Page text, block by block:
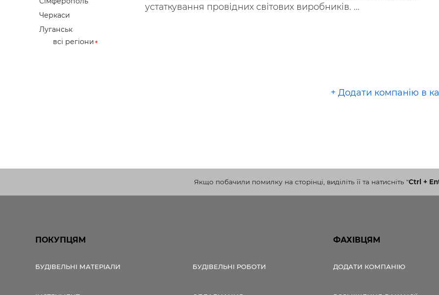
Черкаси
Луганськ
всі регіони
устаткування провідних світових виробників. ...
+ Додати компанію в
Якщо побачили помилку на сторінці, виділіть її та натисніть "Ctrl +
ПОКУПЦЯМ
БУДІВЕЛЬНІ МАТЕРІАЛИ БУДІВЕЛЬНІ РОБОТИ
ФАХІВЦЯМ
ДОДАТИ КОМПАНІЮ